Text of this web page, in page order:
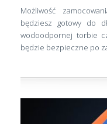
Możliwość
będziesz gotowy do
wodoodpornej torbie
będzie bezpieczne po